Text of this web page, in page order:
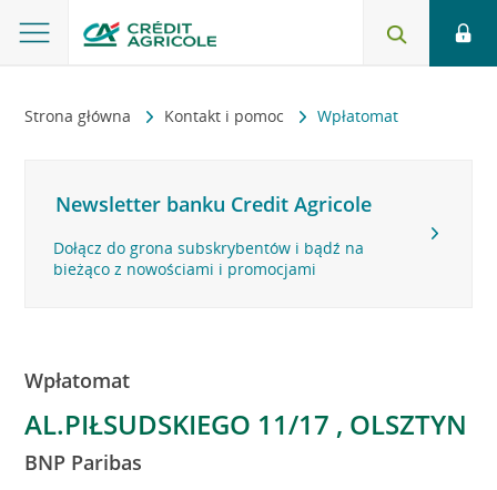
Strona główna Kontakt i pomoc Wpłatomat
Newsletter banku Credit Agricole
Dołącz do grona subskrybentów i bądź na
bieżąco z nowościami i promocjami
Wpłatomat
AL.PIŁSUDSKIEGO 11/17 , OLSZTYN
BNP Paribas